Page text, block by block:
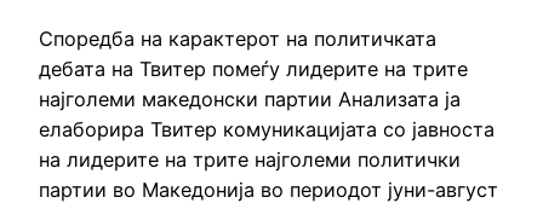
Споредба на карактерот на политичката
дебата на Твитер помеѓу лидерите на трите
најголеми македонски партии Анализата ја
елаборира Твитер комуникацијата со јавноста
на лидерите на трите најголеми политички
партии во Македонија во периодот јуни-август